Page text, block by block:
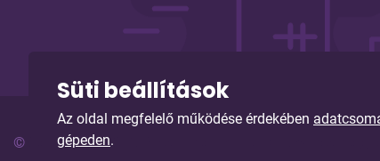
Süti beállítások
Az oldal megfelelő működése érdekében
gépeden.
© Copyright 2026. Sybell Informatika Kft. Minden jog